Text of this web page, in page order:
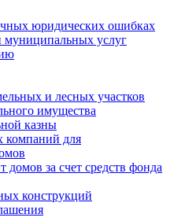
юридических ошибках
муниципальных услуг
и лесных участков
имущества
казны
компаний для
за счет средств фонда
конструкций